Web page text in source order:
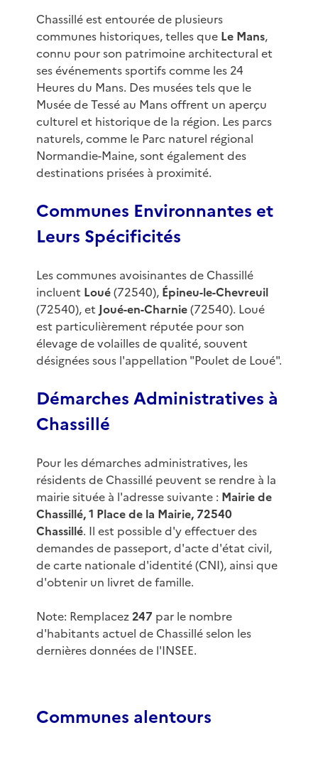
Chassillé est entourée de plusieurs
communes historiques, telles que Le Mans,
connu pour son patrimoine architectural et
ses événements sportifs comme les 24
Heures du Mans. Des musées tels que le
Musée de Tessé au Mans offrent un aperçu
culturel et historique de la région. Les parcs
naturels, comme le Parc naturel régional
Normandie-Maine, sont également des
destinations prisées à proximité.
Communes Environnantes et
Leurs Spécificités
Les communes avoisinantes de Chassillé
incluent Loué(72540), Épineu-le-Chevreuil
(72540), et Joué-en-Charnie(72540). Loué
est particulièrement réputée pour son
élevage de volailles de qualité, souvent
désignées sous l'appellation "Poulet de Loué".
Démarches Administratives à
Chassillé
Pour les démarches administratives, les
résidents de Chassillé peuvent se rendre à la
mairie située à l'adresse suivante : Mairie de
Chassillé, 1 Place de la Mairie, 72540
Chassillé. Il est possible d'y effectuer des
demandes de passeport, d'acte d'état civil,
de carte nationale d'identité (CNI), ainsi que
d'obtenir un livret de famille.
Note: Remplacez247 par le nombre
d'habitants actuel de Chassillé selon les
dernières données de l'INSEE.
Communes alentours